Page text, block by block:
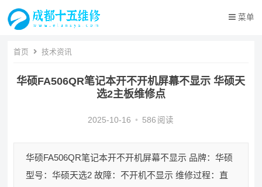
菜单
首页 技术资讯
华硕FA506QR笔记本开不开机屏幕不显示 华硕天
选2主板维修点
2025-10-16 • 586 阅读
华硕FA506QR笔记本开不开机屏幕不显示 品牌：华硕
型号：华硕天选2 故障：不开机不显示 维修过程：直